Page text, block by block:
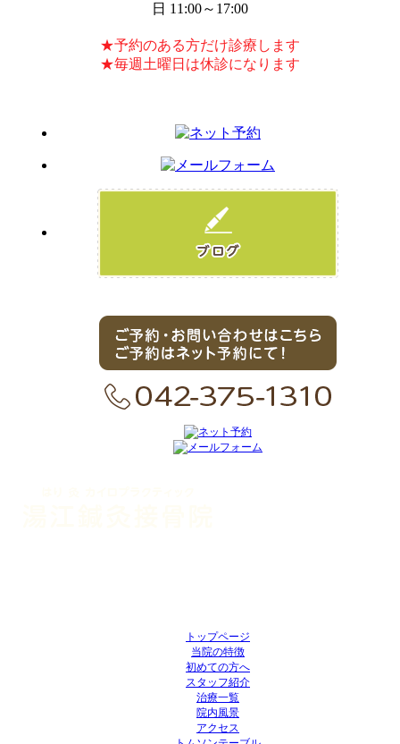
日 11:00～17:00
★予約のある方だけ診療します
★毎週土曜日は休診になります
トップページ
当院の特徴
初めての方へ
スタッフ紹介
治療一覧
院内風景
アクセス